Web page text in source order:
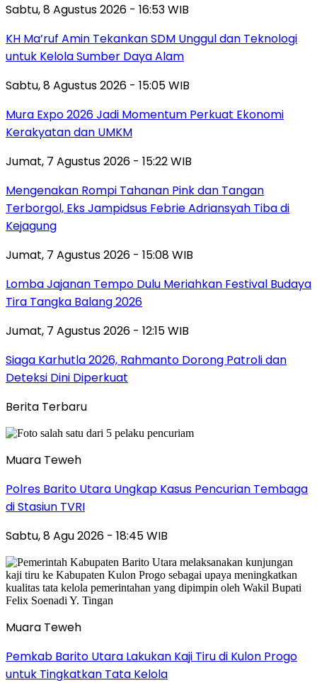
Sabtu, 8 Agustus 2026 - 16:53 WIB
KH Ma’ruf Amin Tekankan SDM Unggul dan Teknologi
untuk Kelola Sumber Daya Alam
Sabtu, 8 Agustus 2026 - 15:05 WIB
Mura Expo 2026 Jadi Momentum Perkuat Ekonomi
Kerakyatan dan UMKM
Jumat, 7 Agustus 2026 - 15:22 WIB
Mengenakan Rompi Tahanan Pink dan Tangan
Terborgol, Eks Jampidsus Febrie Adriansyah Tiba di
Kejagung
Jumat, 7 Agustus 2026 - 15:08 WIB
Lomba Jajanan Tempo Dulu Meriahkan Festival Budaya
Tira Tangka Balang 2026
Jumat, 7 Agustus 2026 - 12:15 WIB
Siaga Karhutla 2026, Rahmanto Dorong Patroli dan
Deteksi Dini Diperkuat
Berita Terbaru
Muara Teweh
Polres Barito Utara Ungkap Kasus Pencurian Tembaga
di Stasiun TVRI
Sabtu, 8 Agu 2026 - 18:45 WIB
Muara Teweh
Pemkab Barito Utara Lakukan Kaji Tiru di Kulon Progo
untuk Tingkatkan Tata Kelola